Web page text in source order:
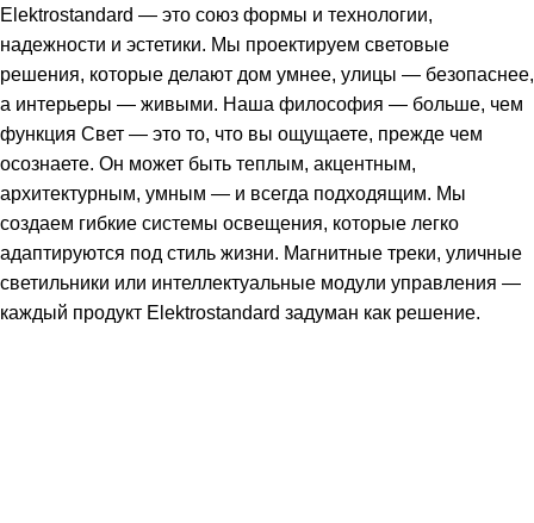
Elektrostandard — это союз формы и технологии,
надежности и эстетики. Мы проектируем световые
решения, которые делают дом умнее, улицы — безопаснее,
а интерьеры — живыми. Наша философия — больше, чем
функция Свет — это то, что вы ощущаете, прежде чем
осознаете. Он может быть теплым, акцентным,
архитектурным, умным — и всегда подходящим. Мы
создаем гибкие системы освещения, которые легко
адаптируются под стиль жизни. Магнитные треки, уличные
светильники или интеллектуальные модули управления —
каждый продукт Elektrostandard задуман как решение.